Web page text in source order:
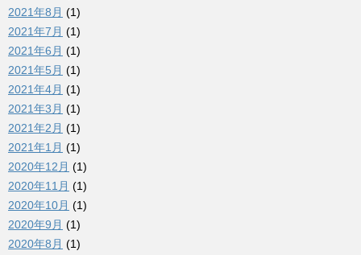
2021年8月 (1)
2021年7月 (1)
2021年6月 (1)
2021年5月 (1)
2021年4月 (1)
2021年3月 (1)
2021年2月 (1)
2021年1月 (1)
2020年12月 (1)
2020年11月 (1)
2020年10月 (1)
2020年9月 (1)
2020年8月 (1)